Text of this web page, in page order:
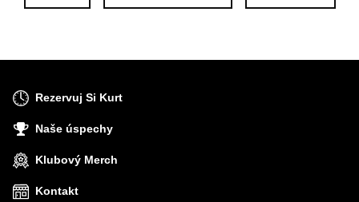
Rezervuj Si Kurt
Naše úspechy
Klubový Merch
Kontakt